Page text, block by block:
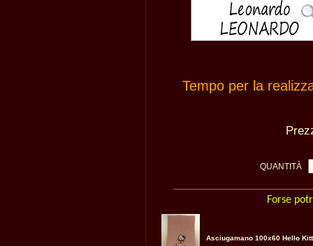
Tempo per la
QUANTITÀ
Forse
Asciugamano 100x60 Hello